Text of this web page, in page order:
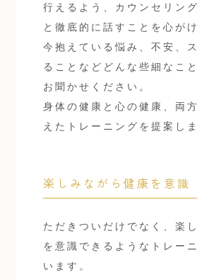
行えるよう、カウンセリン
と徹底的に話すことを心が
今抱えている悩み、不安、
ることなどどんな些細なこ
お聞かせください。
身体の健康と心の健康、両
えたトレーニングを提案しま
楽しみながら健康を意識
ただきついだけでなく、楽
を意識できるようなトレー
います。